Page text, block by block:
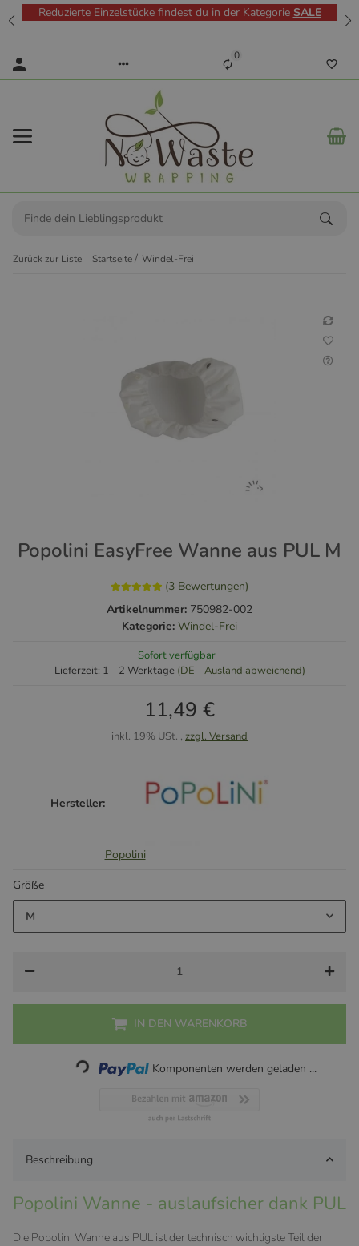
Reduzierte Einzelstücke findest du in der Kategorie SALE
0
Zurück zur Liste Startseite Windel-Frei
Popolini EasyFree Wanne aus PUL M
(3 Bewertungen)
Artikelnummer: 750982-002
Kategorie: Windel-Frei
Sofort verfügbar
Lieferzeit: 1 - 2 Werktage (DE - Ausland abweichend)
11,49 €
inkl. 19% USt. , zzgl. Versand
Hersteller:
Popolini
Größe
M
IN DEN WARENKORB
Loading... Komponenten werden geladen ...
Beschreibung
Popolini Wanne - auslaufsicher dank PUL
Die Popolini Wanne aus PUL ist der technisch wichtigste Teil der